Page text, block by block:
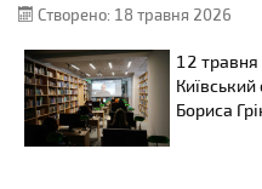
Створено: 18 травня 2026
12 травня
Київський
Бориса